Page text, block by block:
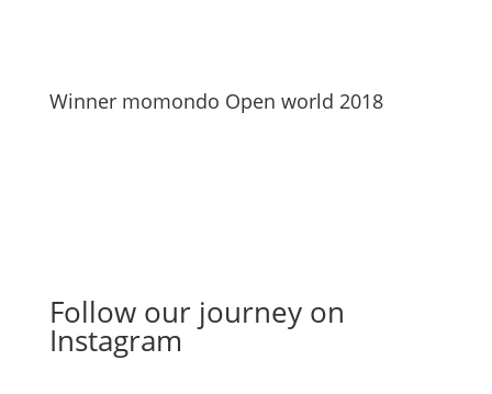
Winner momondo Open world 2018
Follow our journey on
Instagram